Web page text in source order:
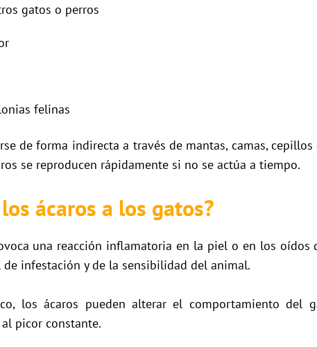
gatos o perros
felinas
de forma indirecta a través de mantas, camas,
se reproducen rápidamente si no se actúa a tiempo.
ácaros a los gatos?
una reacción inflamatoria en la piel o en los oídos
infestación y de la sensibilidad del animal.
los ácaros pueden alterar el comportamiento del
picor constante.